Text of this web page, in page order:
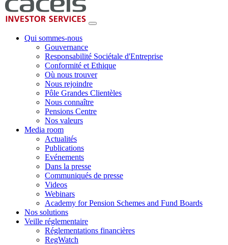
Qui sommes-nous
Gouvernance
Responsabilité Sociétale d'Entreprise
Conformité et Ethique
Où nous trouver
Nous rejoindre
Pôle Grandes Clientèles
Nous connaître
Pensions Centre
Nos valeurs
Media room
Actualités
Publications
Evénements
Dans la presse
Communiqués de presse
Videos
Webinars
Academy for Pension Schemes and Fund Boards
Nos solutions
Veille réglementaire
Réglementations financières
RegWatch